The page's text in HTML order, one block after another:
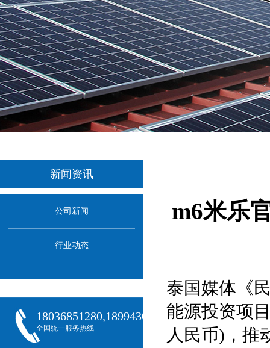
新闻资讯
公司新闻
行业动态
18036851280,18994301288,18068407382
全国统一服务热线
m6米乐
泰国媒体《
能源投资项
人民币)，推